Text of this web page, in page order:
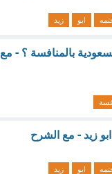
ابو زيد
بالمنافسة ؟ - مع
ابو زيد